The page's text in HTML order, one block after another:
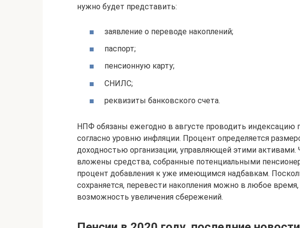
нужно будет представить:
заявление о переводе накоплений;
паспорт;
пенсионную карту;
СНИЛС;
реквизиты банковского счета.
НПФ обязаны ежегодно в августе проводить индексацию
согласно уровню инфляции. Процент определяется
доходностью организации, управляющей этими
вложены средства, собранные потенциальными
процент добавления к уже имеющимся надбавкам.
сохраняется, перевести накопления можно в любое
возможность увеличения сбережений.